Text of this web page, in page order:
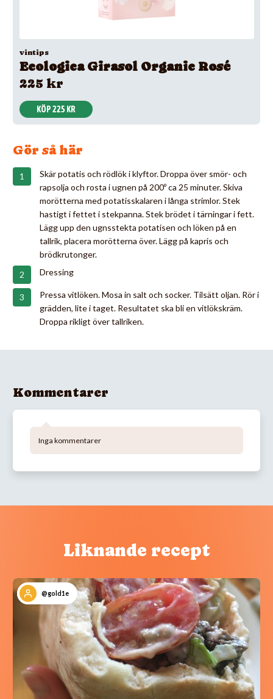
vintips
Ecologica Girasol Organic Rosé
225 kr
KÖP 225 KR
Gör så här
Skär potatis och rödlök i klyftor. Droppa över smör- och
rapsolja och rosta i ugnen på 200º ca 25 minuter. Skiva
morötterna med potatisskalaren i långa strimlor. Stek
hastigt i fettet i stekpanna. Stek brödet i tärningar i fett.
Lägg upp den ugnsstekta potatisen och löken på en
tallrik, placera morötterna över. Lägg på kapris och
brödkrutonger.
Dressing
Pressa vitlöken. Mosa in salt och socker. Tilsätt oljan. Rör i
grädden, lite i taget. Resultatet ska bli en vitlökskräm.
Droppa rikligt över tallriken.
Kommentarer
Inga kommentarer
Liknande recept
@gold1e